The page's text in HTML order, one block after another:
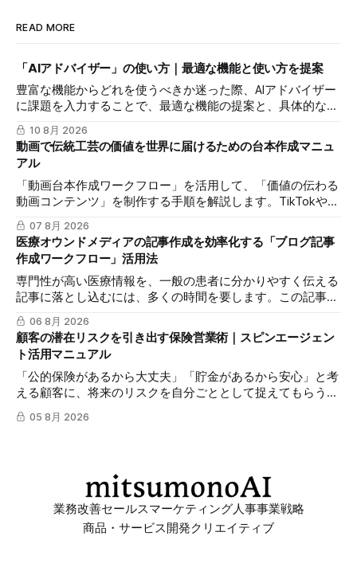
READ MORE
「AIアドバイザー」の使い方｜最適な機能と使い方を提案
豊富な機能からどれを使うべきか迷った際、AIアドバイザー
に課題を入力することで、最適な機能の提案と、具体的な操
作方法が書かれたナレッジ記事のURLを受け取る手順を解説
します。
10 8月 2026
動画で伝統工芸の価値を世界に届けるための台本作成マニュ
アル
「動画台本作成ワークフロー」を活用して、「価値の伝わる
動画コンテンツ」を制作する手順を解説します。TikTokや
Instagramリールを通じた、国内若年層および海外市場への
効果的な発信を支援します。
07 8月 2026
医療オウンドメディアの記事作成を効率化する「ブログ記事
作成ワークフロー」活用法
専門性が高い医療情報を、一般の患者に分かりやすく伝える
記事に落とし込むには、多くの時間を要します。この記事で
は、mitsumonoAIの「ブログ記事作成ワークフロー」を活用
し、SEOに配慮した質の高いブログ記事を効率的に作成し、
発信力を最大化する方法を解説します。
06 8月 2026
顧客の潜在リスクを引き出す保険営業術｜スピンエージェン
ト活用マニュアル
「公的保険があるから大丈夫」「貯金があるから安心」と考
える顧客に、将来のリスクを自分ごととして捉えてもらうの
は簡単ではありません。この記事では、mitsumonoAIの「ス
ピンエージェント」を活用し、顧客の反論すらも対話の糸口
05 8月 2026
業務改善セールスマーケティング人事事業戦略
商品・サービス開発クリエイティブ